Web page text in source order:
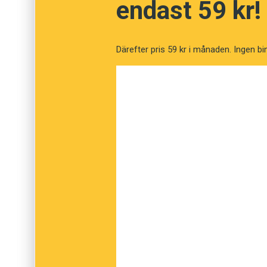
endast 59 kr!
Därefter pris 59 kr i månaden. Ingen